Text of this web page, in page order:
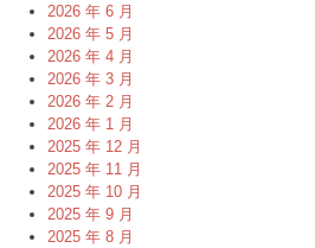
2026 年 6 月
2026 年 5 月
2026 年 4 月
2026 年 3 月
2026 年 2 月
2026 年 1 月
2025 年 12 月
2025 年 11 月
2025 年 10 月
2025 年 9 月
2025 年 8 月